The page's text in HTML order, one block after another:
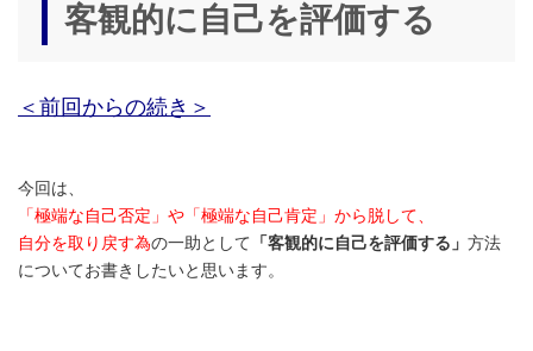
日
時
客観的に自己を評価する
＜前回からの続き＞
今回は、
「極端な自己否定」や「極端な自己肯定」から脱して、
自分を取り戻す為の一助として 「客観的に自己を評価する」 方法
についてお書きしたいと思います。